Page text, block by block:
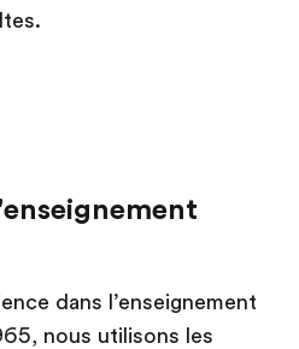
dans l’enseignement
nous utilisons les